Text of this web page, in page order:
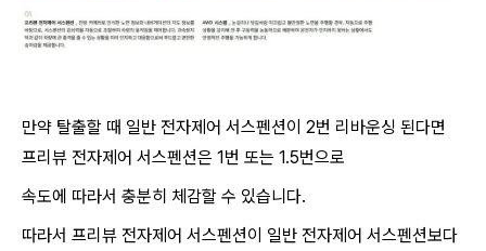
만약 탈출할 때 일반 전자제어 서스펜션이 2번 리바운싱 된다면
프리뷰 전자제어 서스펜션은 1번 또는 1.5번으로
속도에 따라서 충분히 체감할 수 있습니다.
따라서 프리뷰 전자제어 서스펜션이 일반 전자제어 서스펜션보다